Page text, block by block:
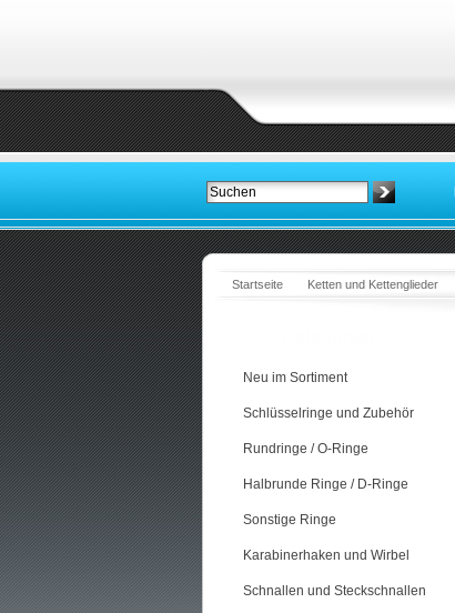
Startseite Ketten und Kettenglieder
Neu im Sortiment
Schlüsselringe und Zubehör
Rundringe / O-Ringe
Halbrunde Ringe / D-Ringe
Sonstige Ringe
Karabinerhaken und Wirbel
Schnallen und Steckschnallen